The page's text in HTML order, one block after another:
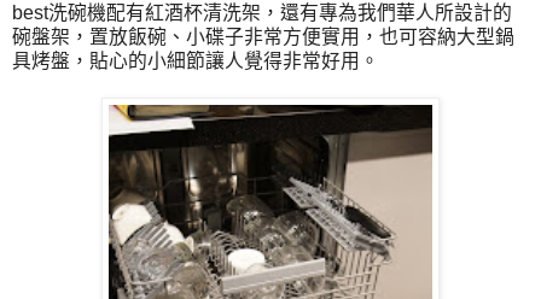
best洗碗機配有紅酒杯清洗架，還有專為我們華人所設計的
碗盤架，置放飯碗、小碟子非常方便實用，也可容納大型鍋
具烤盤，貼心的小細節讓人覺得非常好用。